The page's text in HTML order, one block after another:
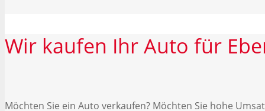
Wir kaufen IhrAuto für
Möchten Sie ein Auto verkaufen? Möchten Sie hohe